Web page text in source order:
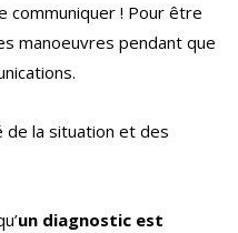
communiquer ! Pour être
manoeuvres pendant que
de la situation et des
un diagnostic est